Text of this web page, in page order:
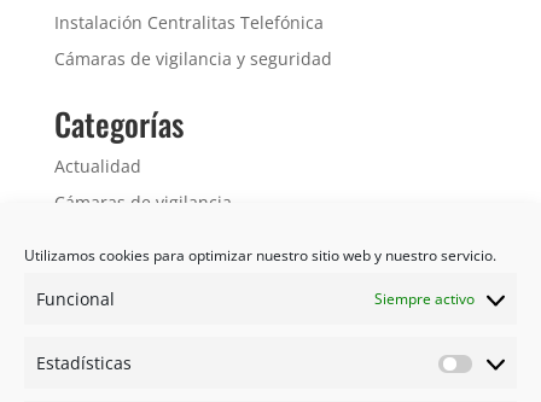
Utilizamos cookies para optimizar nuestro sitio web y nuestro servicio.
Funcional Siempre activo
Estadísticas
Instalación Centralitas Telefónica
Cámaras de vigilancia y seguridad
Categorías
Actualidad
Cámaras de vigilancia
Telecomunicaciones